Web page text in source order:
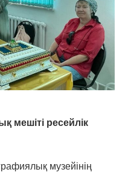
мешіті ресейлік
музейінің